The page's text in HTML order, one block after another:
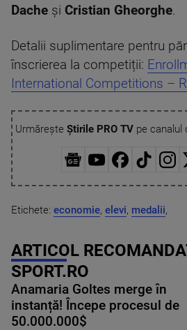
Dache și Cristian Gheorghe.
Detalii suplimentare pentru
înscrierea la competiții:
International Competitions –
Urmărește Știrile PRO TVpe canalul
Etichete: economie, elevi, medalii,
ARTICOL
SPORT.RO
Anamaria Goltes merge în
instanță! Începe procesul de
50.000.000$